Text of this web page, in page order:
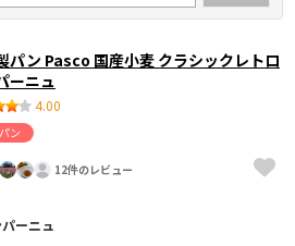
パン Pasco 国産小麦 クラシックレトロ
ーニュ
4.00
ン
12件のレビュー
ーニュ